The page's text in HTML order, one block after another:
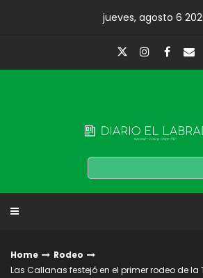
jueves, agosto 6
Home
Rodeo
Las Callanas festejó en el primer rodeo de